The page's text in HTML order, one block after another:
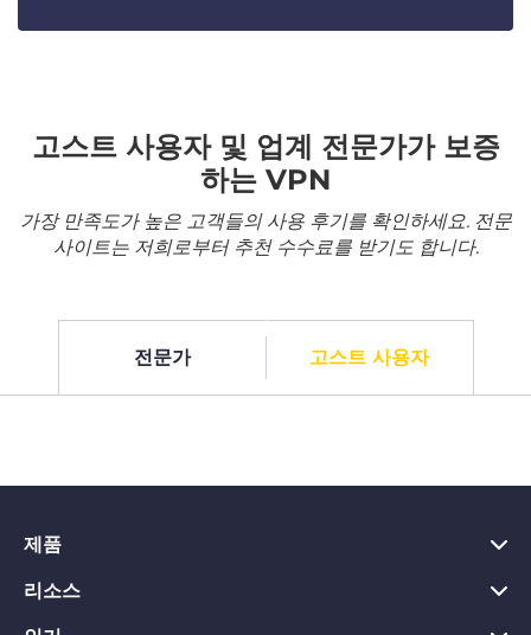
고스트 사용자 및 업계 전문가가 보증
하는 VPN
가장 만족도가 높은 고객들의 사용 후기를 확인하세요. 전문
사이트는 저희로부터 추천 수수료를 받기도 합니다.
전문가 고스트 사용자
제품
PC용 VPN
리소스